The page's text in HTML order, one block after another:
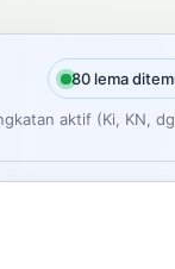
Jawa
80 lema
aktif (Ki, KN,